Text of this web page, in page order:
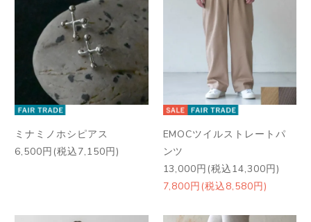
ミナミノホシピアス
6,500円(税込7,150円)
EMOCツイルストレートパ
ンツ
13,000円(税込14,300円)
7,800円(税込8,580円)